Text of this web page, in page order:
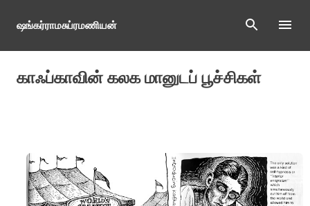
Skip to main content
ஷங்கர்ராமசுப்ரமணியன்
காஃப்காவின் கலக மானுடப் பூச்சிகள்